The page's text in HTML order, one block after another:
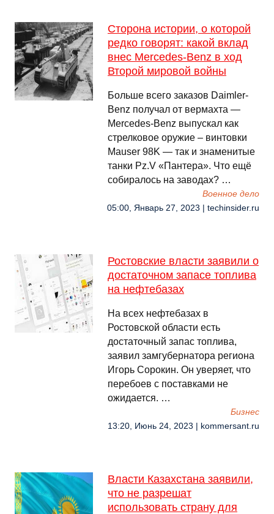
Сторона истории, о которой
редко говорят: какой вклад
внес Mercedes-Benz в ход
Второй мировой войны
Больше всего заказов Daimler-
Benz получал от вермахта —
Mercedes-Benz выпускал как
стрелковое оружие – винтовки
Mauser 98K — так и знаменитые
танки Pz.V «Пантера». Что ещё
собиралось на заводах? …
Военное дело
05:00, Январь 27, 2023 | techinsider.ru
Ростовские власти заявили о
достаточном запасе топлива
на нефтебазах
На всех нефтебазах в
Ростовской области есть
достаточный запас топлива,
заявил замгубернатора региона
Игорь Сорокин. Он уверяет, что
перебоев с поставками не
ожидается. …
Бизнес
13:20, Июнь 24, 2023 | kommersant.ru
Власти Казахстана заявили,
что не разрешат
использовать страну для